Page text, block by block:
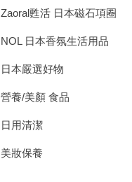
Zaoral甦活 日本磁石項圈
NOL 日本香氛生活用品
日本嚴選好物
營養/美顏 食品
日用清潔
美妝保養